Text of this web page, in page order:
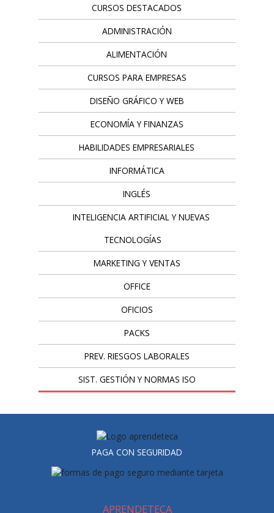
CURSOS DESTACADOS
ADMINISTRACIÓN
ALIMENTACIÓN
CURSOS PARA EMPRESAS
DISEÑO GRÁFICO Y WEB
ECONOMÍA Y FINANZAS
HABILIDADES EMPRESARIALES
INFORMÁTICA
INGLÉS
INTELIGENCIA ARTIFICIAL Y NUEVAS
TECNOLOGÍAS
MARKETING Y VENTAS
OFFICE
OFICIOS
PACKS
PREV. RIESGOS LABORALES
SIST. GESTIÓN Y NORMAS ISO
PAGA CON SEGURIDAD
APRENDETECA